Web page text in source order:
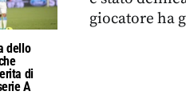
dello
di
A
giocatore ha